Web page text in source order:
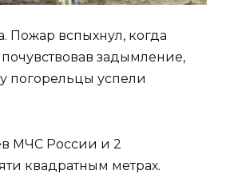
Пожар вспыхнул, когда
задымление,
погорельцы успели
МЧС России и 2
квадратным метрах.